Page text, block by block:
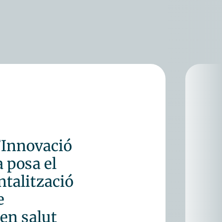
posa el
salut